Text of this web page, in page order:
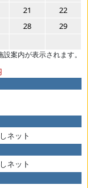
21
22
28
29
案内が表示されます。
ネット
ネット